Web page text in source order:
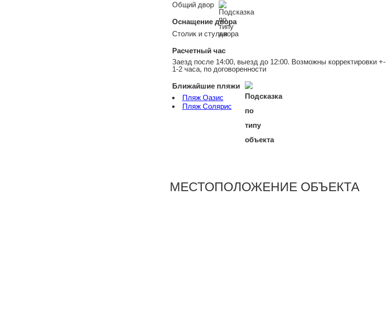
Общий двор
Оснащение двора
Столик и стулья
Расчетный час
Заезд после 14:00, выезд до 12:00. Возможны корректировки +-
1-2 часа, по договоренности
Ближайшие пляжи
Пляж Оазис
Пляж Солярис
МЕСТОПОЛОЖЕНИЕ ОБЪЕКТА